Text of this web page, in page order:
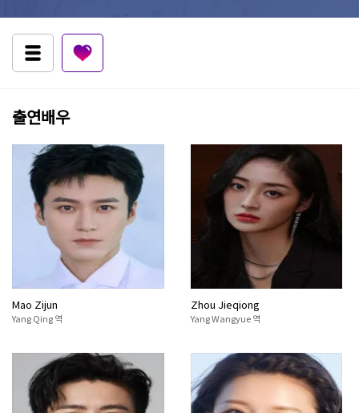
출연배우
Mao Zijun
Yang Qing 역
Zhou Jieqiong
Yang Wangyue 역